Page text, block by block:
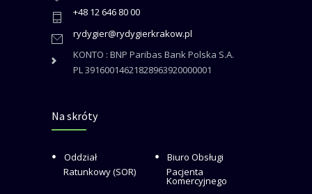
+48 12 646 80 00
rydygier@rydygierkrakow.pl
KONTO : BNP Paribas Bank Polska S.A.
PL 39160014621828963920000001
Na skróty
Oddział
Ratunkowy (SOR)
Biuro Obsługi
Pacjenta
Komercyjnego